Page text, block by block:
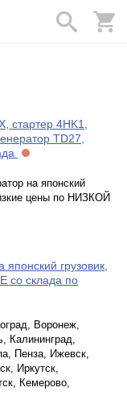
стартер 4HK1,
TD27,
на японский
цены по НИЗКОЙ
грузовик,
со склада по
Воронеж,
Калининград,
Пенза, Ижевск,
Иркутск,
Кемерово,